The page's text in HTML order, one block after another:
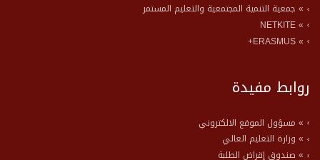
» جمعية التنمية المجتمعية والتعليم المستمر
» NETKITE
» ERASMUS+
روابط مفيدة
» مسؤول الموقع الالكتروني
» وزارة التعليم العالي
» صندوق إقراض الطلبة